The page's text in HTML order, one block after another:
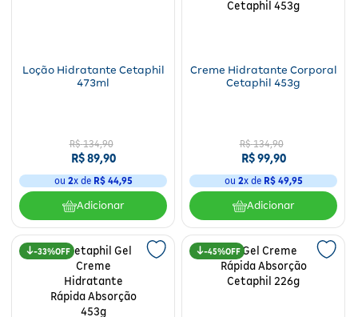
Loção Hidratante Cetaphil
473ml
R$ 134,90
R$89,90
ou 2x de R$ 44,95
Adicionar
Creme Hidratante Corporal
Cetaphil 453g
R$ 134,90
R$99,90
ou 2x de R$ 49,95
Adicionar
33% 45%